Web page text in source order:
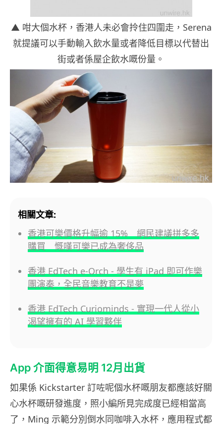
▲ 咁大個水杯，香港人未必會拎住四圍走，Serena
就提議可以手動輸入飲水量或者降低目標以代替出
街或者係屋企飲水嘅份量。
相關文章:
香港可樂價格升幅逾 15% 網民建議拼多多
購買 慨嘆可樂已成為奢侈品
香港 EdTech e-Orch - 學生有 iPad 即可作樂
團演奏，全民音樂教育不是夢
香港 EdTech Curiominds - 實現一代人從小
渴望擁有的 AI 學習夥伴
App 介面得意易明 12月出貨
如果係 Kickstarter 訂咗呢個水杯嘅朋友都應該好關
心水杯嘅研發進度，照小編所見完成度已經相當高
了，Ming 示範分別倒水同咖啡入水杯，應用程式都